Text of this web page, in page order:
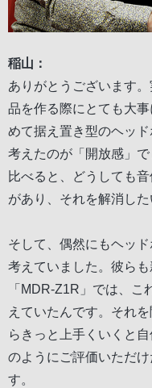
稲山：
ありがとうございます
品を作る際にとても大
めて据え置き型のヘッ
考えたのが「開放感」
比べると、どうしても
があり、それを解消した
そして、偶然にもヘッ
考えていました。彼ら
「MDR-Z1R」では、
えていたんです。それ
らきっと上手くいくと
のようにご評価いただ
す。